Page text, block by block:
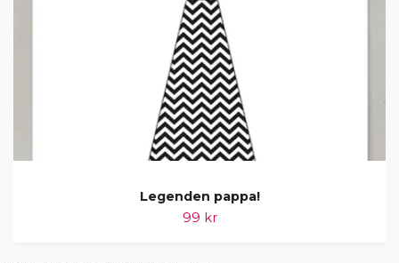
Legenden pappa!
99 kr